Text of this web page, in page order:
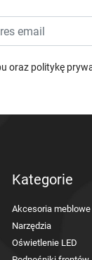
oraz politykę
Kategorie
Akcesoria meblowe
Narzędzia
Oświetlenie LED